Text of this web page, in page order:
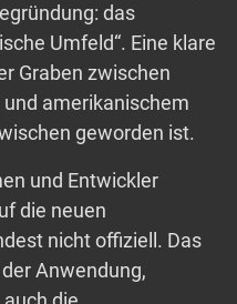
das
Umfeld“. Eine klare
Graben zwischen
amerikanischem
geworden ist.
und Entwickler
die neuen
nicht offiziell. Das
Anwendung,